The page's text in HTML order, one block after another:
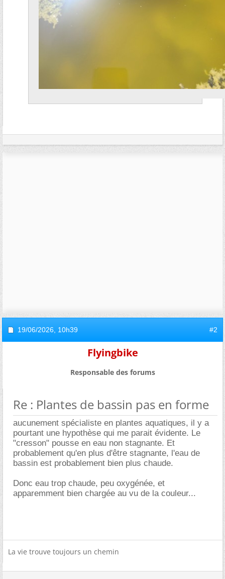
19/06/2026, 10h39 #2
Flyingbike
Responsable des forums
Re : Plantes de bassin pas en forme
aucunement spécialiste en plantes aquatiques, il y a
pourtant une hypothèse qui me parait évidente. Le
"cresson" pousse en eau non stagnante. Et
probablement qu'en plus d'être stagnante, l'eau de
bassin est probablement bien plus chaude.
Donc eau trop chaude, peu oxygénée, et
apparemment bien chargée au vu de la couleur...
La vie trouve toujours un chemin